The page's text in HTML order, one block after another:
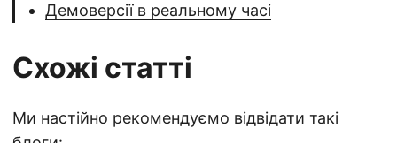
Демоверсії в реальному часі
Схожі статті
Ми настійно рекомендуємо відвідати такі